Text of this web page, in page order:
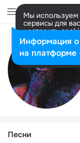
Мы используем
сервисы для
настроить
представитель.
Разрешить все
Песни
Информация о
на платформе